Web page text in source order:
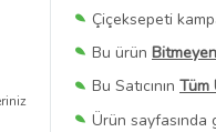
Çiçeksepeti
Bu ürün
Bu Satıcının Tüm
Ürün sayfasında